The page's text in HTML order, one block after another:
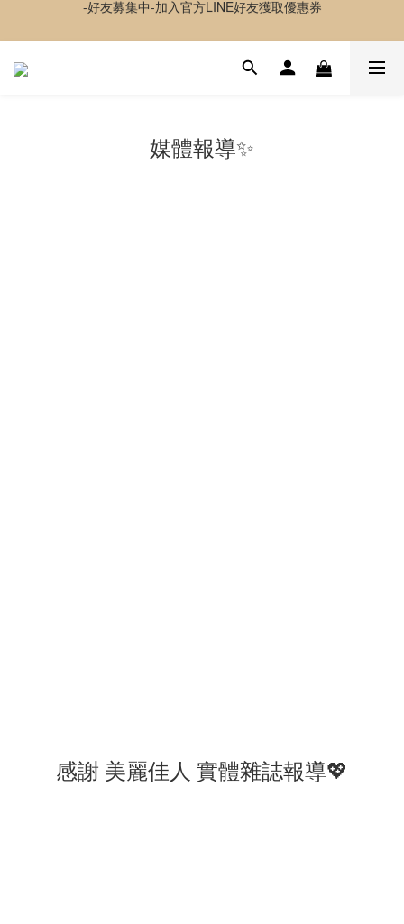
超取 $1500 免運｜宅配 $3500 免運｜港澳 $5000 免運
媒體報導✨
感謝 美麗佳人 實體雜誌報導💖